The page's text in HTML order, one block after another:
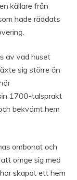
källare från
hade räddats
av vad huset
sig större än
1700-talsprakt
bekvämt hem
ombonat och
omge sig med
skapat ett hem